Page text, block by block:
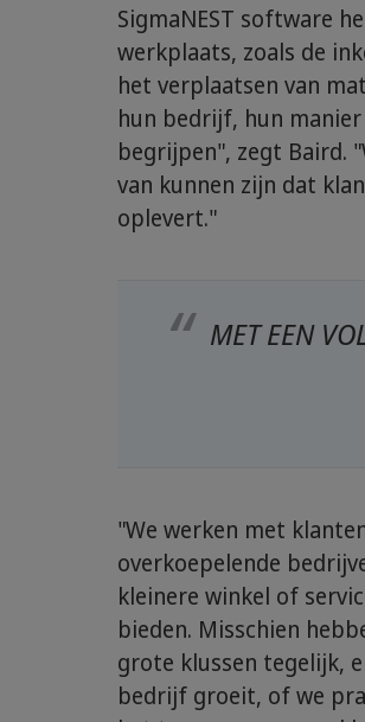
SigmaNEST software
werkplaats, zoals de
het verplaatsen van
hun bedrijf, hun
begrijpen", zegt Baird.
van kunnen zijn dat
oplevert."
MET EEN
"We werken met
overkoepelende
kleinere winkel of
bieden. Misschien
grote klussen tegelijk,
bedrijf groeit, of we